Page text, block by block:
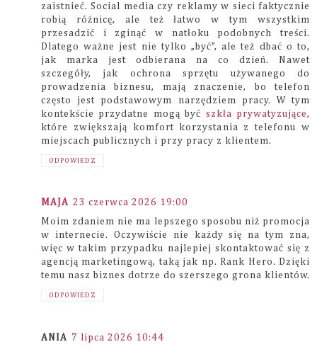
zaistnieć. Social media czy reklamy w sieci faktycznie
robią różnicę, ale też łatwo w tym wszystkim
przesadzić i zginąć w natłoku podobnych treści.
Dlatego ważne jest nie tylko „być”, ale też dbać o to,
jak marka jest odbierana na co dzień. Nawet
szczegóły, jak ochrona sprzętu używanego do
prowadzenia biznesu, mają znaczenie, bo telefon
często jest podstawowym narzędziem pracy. W tym
kontekście przydatne mogą być szkła prywatyzujące,
które zwiększają komfort korzystania z telefonu w
miejscach publicznych i przy pracy z klientem.
ODPOWIEDZ
MAJA 23 czerwca 2026 19:00
Moim zdaniem nie ma lepszego sposobu niż promocja
w internecie. Oczywiście nie każdy się na tym zna,
więc w takim przypadku najlepiej skontaktować się z
agencją marketingową, taką jak np. Rank Hero. Dzięki
temu nasz biznes dotrze do szerszego grona klientów.
ODPOWIEDZ
ANIA 7 lipca 2026 10:44